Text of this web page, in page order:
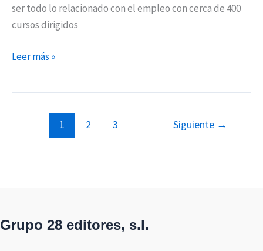
ser todo lo relacionado con el empleo con cerca de 400
cursos dirigidos
Leer más »
1 2 3 Siguiente →
Grupo 28 editores, s.l.